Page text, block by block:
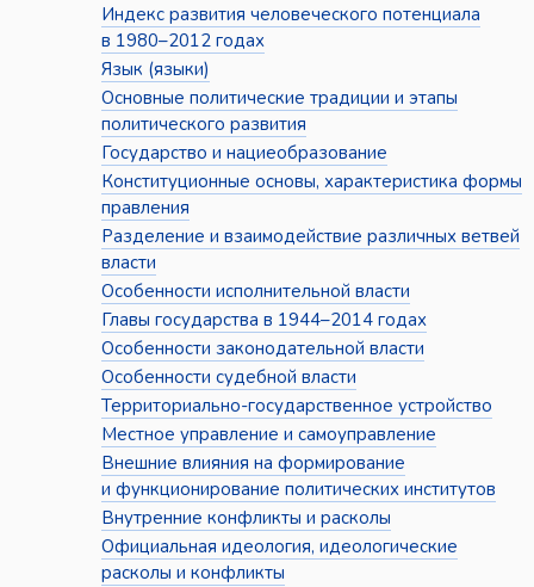
Индекс развития человеческого потенциала
в 1980–2012 годах
Язык (языки)
Основные политические традиции и этапы
политического развития
Государство и нациеобразование
Конституционные основы, характеристика формы
правления
Разделение и взаимодействие различных ветвей
власти
Особенности исполнительной власти
Главы государства в 1944–2014 годах
Особенности законодательной власти
Особенности судебной власти
Территориально-государственное устройство
Местное управление и самоуправление
Внешние влияния на формирование
и функционирование политических институтов
Внутренние конфликты и расколы
Официальная идеология, идеологические
расколы и конфликты